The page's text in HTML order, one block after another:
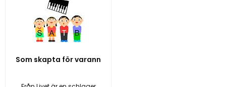
Som skapta för varann